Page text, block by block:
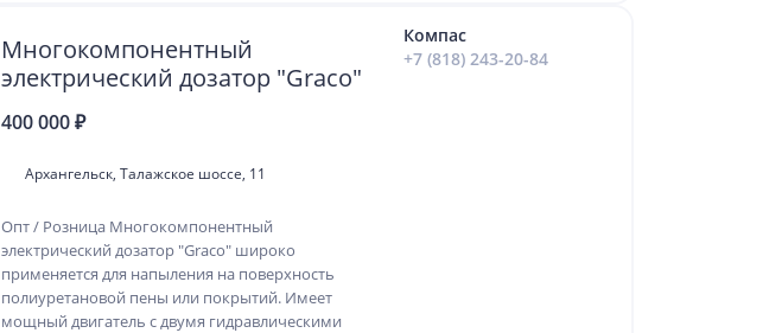
Многокомпонентный
электрический дозатор "Graco"
400 000 ₽
Архангельск, Талажское шоссе, 11
Опт / Розница Многокомпонентный
электрический дозатор "Graco" широко
применяется для напыления на поверхность
полиуретановой пены или покрытий. Имеет
мощный двигатель с двумя гидравлическими
Компас
+7 (818) 243-20-84